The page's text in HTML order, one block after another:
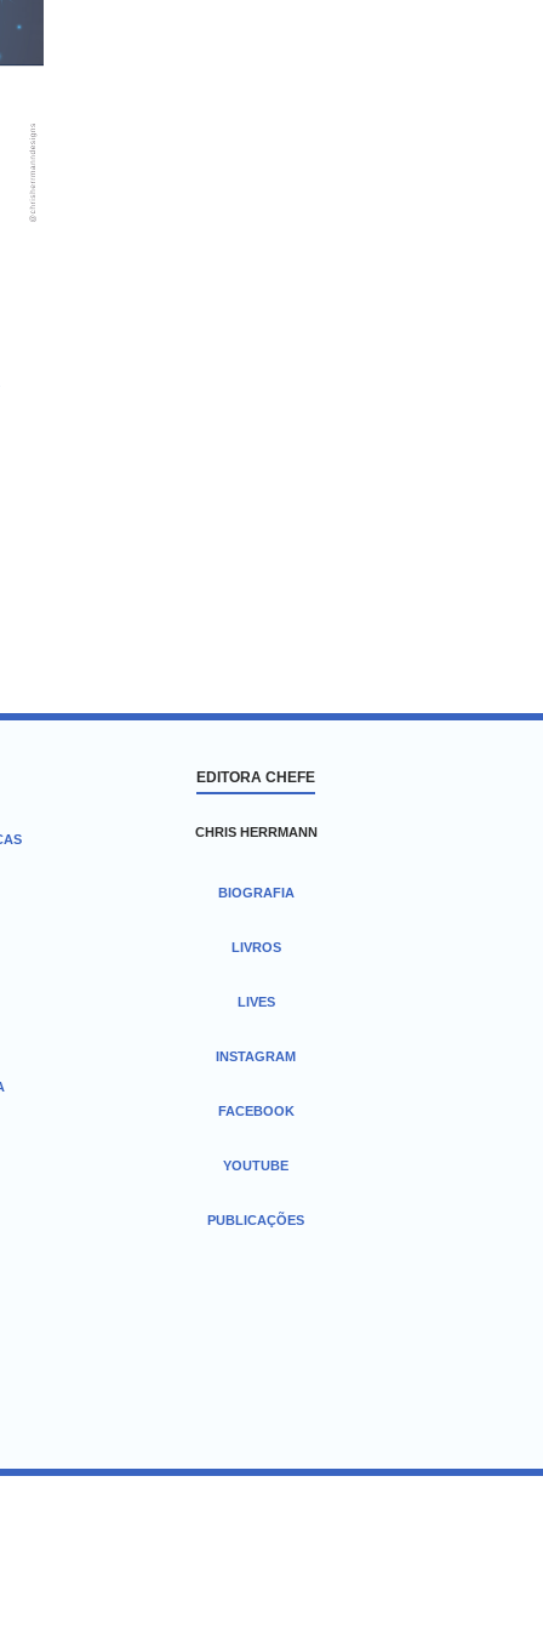
EDITORA CHEFE
CHRIS HERRMANN
BIOGRAFIA
LIVROS
LIVES
INSTAGRAM
FACEBOOK
YOUTUBE
PUBLICAÇÕES